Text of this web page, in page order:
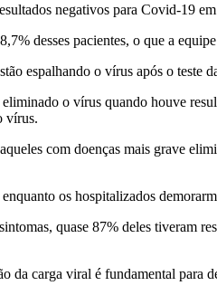
negativos para Covid-19
desses pacientes, o que a
espalhando o vírus após o teste
o vírus quando houve
vírus.
com doenças mais grave
os hospitalizados
quase 87% deles tiveram
carga viral é fundamental para